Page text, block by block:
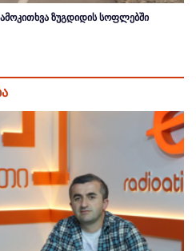
ზუგდიდის სოფლებში